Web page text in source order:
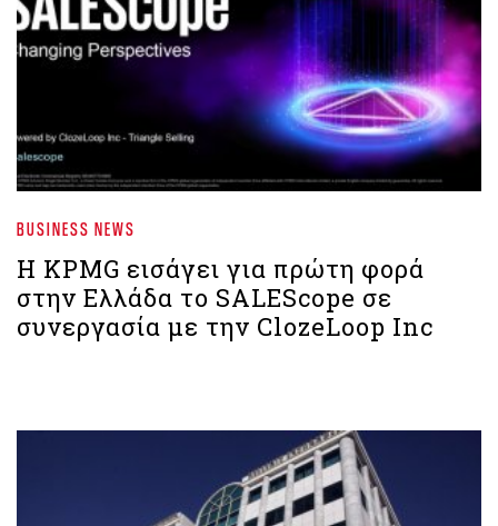
BUSINESS NEWS
Η KPMG εισάγει για πρώτη φορά
στην Ελλάδα το SALEScope σε
συνεργασία με την ClozeLoop Inc